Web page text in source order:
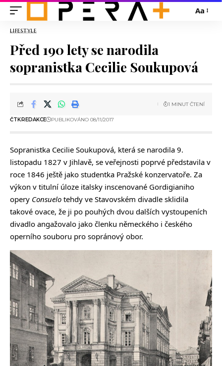
Aa
LIFESTYLE
Před 190 lety se narodila
sopranistka Cecilie Soukupová
ČTKREDAKCE PUBLIKOVÁNO 08/11/2017
1 MINUT ČTENÍ
Sopranistka Cecilie Soukupová, která se narodila 9.
listopadu 1827 v Jihlavě, se veřejnosti poprvé představila v
roce 1846 ještě jako studentka Pražské konzervatoře. Za
výkon v titulní úloze italsky inscenované Gordigianiho
opery Consuelo tehdy ve Stavovském divadle sklidila
takové ovace, že ji po pouhých dvou dalších vystoupeních
divadlo angažovalo jako členku německého i českého
operního souboru pro sopránový obor.